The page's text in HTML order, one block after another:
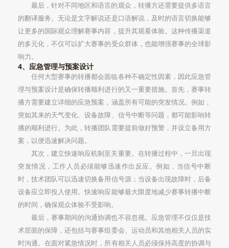
最后，针对不同地区和语言的观众，转播方还需要提供多语言
的翻译服务。无论是文字解说还是口语解说，及时的语言切换能够
让更多的国际观众理解赛事内容，提升其观看体验。这种传播渠道
的多元化，不仅可以扩大赛事的受众群体，也能增强赛事的全球影
响力。
4、应急管理与预案设计
任何大型赛事的转播都会面临各种不确定性因素，因此应急管
理与预案设计是确保转播顺利进行的又一重要措施。首先，赛事转
播方需要建立详细的应急预案，涵盖所有可能的突发情况。例如，
突如其来的天气变化、设备故障、信号中断等问题，都可能影响转
播的顺利进行。为此，转播团队需要提前做好预警，并设立备用方
案，以便迅速解决问题。
其次，建立快速响应机制至关重要。在转播过程中，一旦出现
突发情况，工作人员必须能够迅速作出反应。例如，当信号中断
时，技术团队可以迅速切换备用信号源；当设备出现故障时，后备
设备应立即投入使用。快速响应能够最大限度地减少赛事转播中断
的时间，确保观众体验不受影响。
最后，赛事期间的沟通协调也不容忽视。应急管理不仅仅是技
术层面的保障，还包括与赛事组委会、运动员和其他相关人员的实
时沟通。在面对紧急情况时，所有相关人员必须保持高度的协调与